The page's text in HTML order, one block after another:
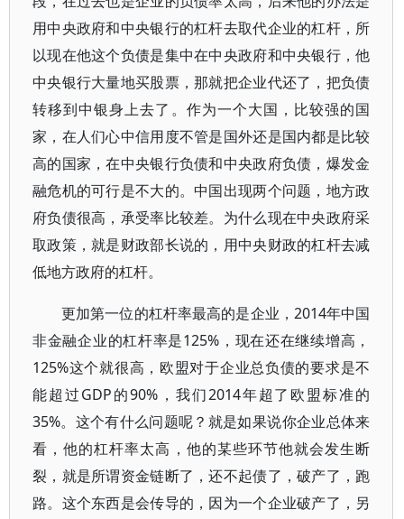
用中央政府和中央银行的杠杆去取代企业的杠杆，所
以现在他这个负债是集中在中央政府和中央银行，他
中央银行大量地买股票，那就把企业代还了，把负债
转移到中银身上去了。作为一个大国，比较强的国
家，在人们心中信用度不管是国外还是国内都是比较
高的国家，在中央银行负债和中央政府负债，爆发金
融危机的可行是不大的。中国出现两个问题，地方政
府负债很高，承受率比较差。为什么现在中央政府采
取政策，就是财政部长说的，用中央财政的杠杆去减
低地方政府的杠杆。
更加第一位的杠杆率最高的是企业，2014年中国
非金融企业的杠杆率是125%，现在还在继续增高，
125%这个就很高，欧盟对于企业总负债的要求是不
能超过GDP的90%，我们2014年超了欧盟标准的
35%。这个有什么问题呢？就是如果说你企业总体来
看，他的杠杆率太高，他的某些环节他就会发生断
裂，就是所谓资金链断了，还不起债了，破产了，跑
路。这个东西是会传导的，因为一个企业破产了，另